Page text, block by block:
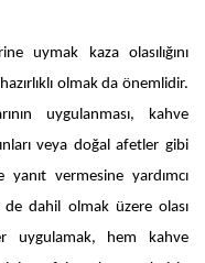
uymak kaza olasılığını
olmak da önemlidir.
uygulanması, kahve
veya doğal afetler gibi
vermesine yardımcı
dahil olmak üzere olası
uygulamak, hem kahve